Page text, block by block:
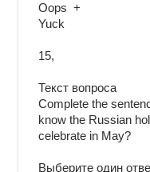
Oops  +
Yuck
15,
Текст вопроса
Complete the
know the Russian
celebrate in May?
Выберите один